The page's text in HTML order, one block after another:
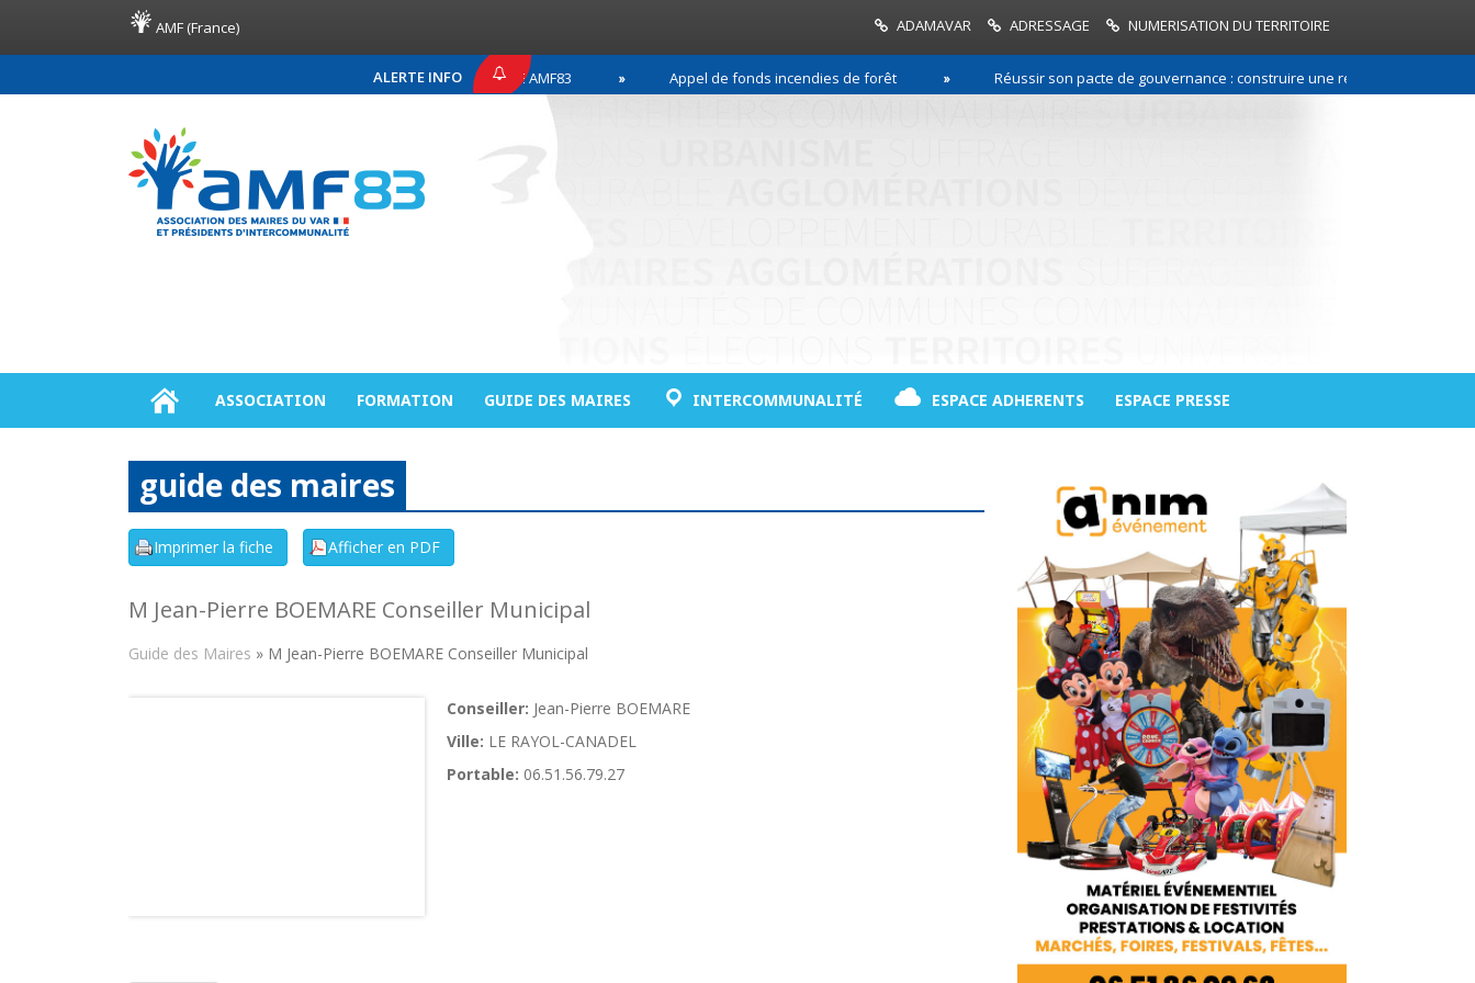
AMF (France) ADAMAVAR ADRESSAGE NUMERISATION DU TERRITOIRE
ALERTE INFO
COMMUNIQUÉ DE PRESSE AMF83 Appel de fonds incendies de forêt Réussir son pacte de gouvernance : construire une relation de confiance entre
ASSOCIATION FORMATION GUIDE DES MAIRES INTERCOMMUNALITÉ ESPACE ADHERENTS ESPACE PRESSE
guide des maires
M Jean-Pierre BOEMARE Conseiller Municipal
Guide des Maires » M Jean-Pierre BOEMARE Conseiller Municipal
Conseiller: Jean-Pierre BOEMARE
Ville: LE RAYOL-CANADEL
Portable: 06.51.56.79.27